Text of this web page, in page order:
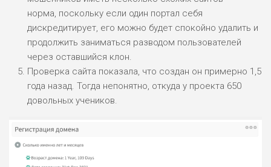
норма, поскольку если один портал себя
дискредитирует, его можно будет спокойно удалить и
продолжить заниматься разводом пользователей
через оставшийся клон.
Проверка сайта показала, что создан он примерно 1,5
года назад. Тогда непонятно, откуда у проекта 650
довольных учеников.